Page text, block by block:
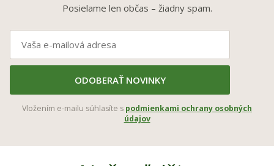
Posielame len občas – žiadny spam.
ODOBERAŤ NOVINKY
Vložením e-mailu súhlasíte s podmienkami ochrany osobných
údajov